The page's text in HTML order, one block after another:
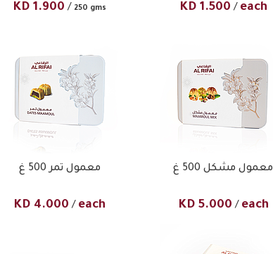
KD1.900 / 250 gms KD 1.500 / each
معمول تمر 500 غ
KD 4.000 / each
معمول مشكل 500 غ
KD 5.000 / each